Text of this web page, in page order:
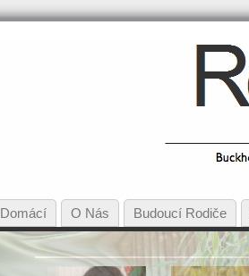
Domácí O Nás Budoucí Rodiče